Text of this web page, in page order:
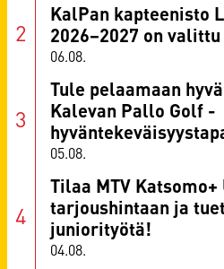
06.08.
KalPan kapteenisto
2026–2027 on valittu
05.08.
Tule pelaamaan
Kalevan Pallo Golf -
04.08.
Tilaa MTV
tarjoushintaan ja
juniorityötä!